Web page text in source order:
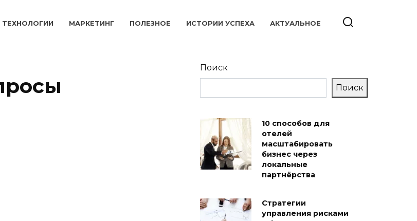
ТЕХНОЛОГИИ МАРКЕТИНГ ПОЛЕЗНОЕ ИСТОРИИ УСПЕХА АКТУАЛЬНОЕ
Поиск
Поиск
10 способов для
отелей
масштабировать
бизнес через
локальные
партнёрства
Стратегии
управления рисками